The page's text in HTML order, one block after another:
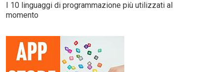
I 10 linguaggi di programmazione più utilizzati al
momento